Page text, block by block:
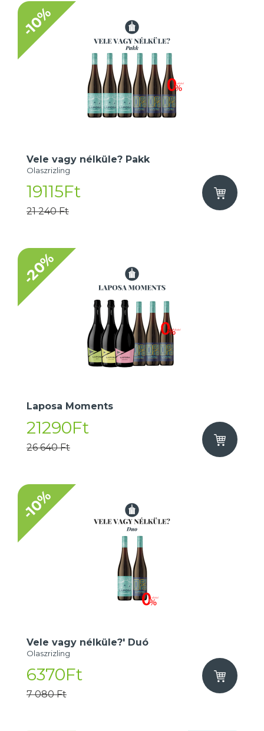
-10%
Vele vagy nélküle? Pakk
Olaszrizling
19115Ft
21 240 Ft
-20%
Laposa Moments
21290Ft
26 640 Ft
-10%
Vele vagy nélküle?' Duó
Olaszrizling
6370Ft
7 080 Ft